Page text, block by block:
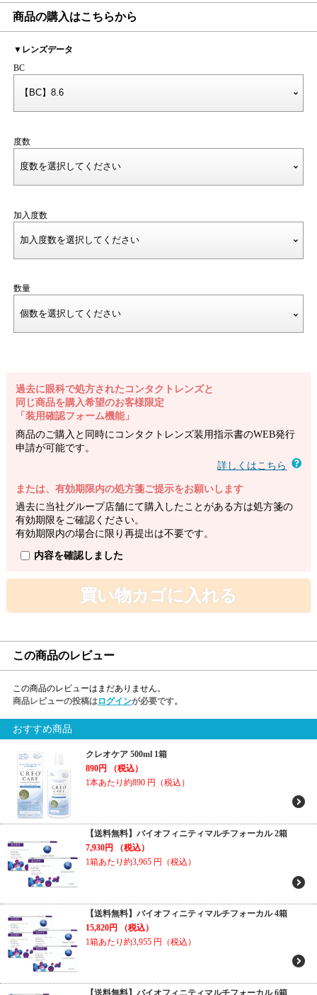
商品の購入はこちらから
▼レンズデータ
BC
度数
加入度数
数量
過去に眼科で処方されたコンタクトレンズと
同じ商品を購入希望のお客様限定
「装用確認フォーム機能」
商品のご購入と同時にコンタクトレンズ装用指示書のWEB発行
申請が可能です。
詳しくはこちら
または、有効期限内の処方箋ご提示をお願いします
過去に当社グループ店舗にて購入したことがある方は処方箋の
有効期限をご確認ください。
有効期限内の場合に限り再提出は不要です。
内容を確認しました
買い物カゴに入れる
この商品のレビュー
この商品のレビューはまだありません。
商品レビューの投稿はログインが必要です。
おすすめ商品
クレオケア 500ml 1箱
890円
（税込）
1本あたり約890 円（税込）
【送料無料】バイオフィニティマルチフォーカル 2箱
7,930円
（税込）
1箱あたり約3,965 円（税込）
【送料無料】バイオフィニティマルチフォーカル 4箱
15,820円
（税込）
1箱あたり約3,955 円（税込）
【送料無料】バイオフィニティマルチフォーカル 6箱